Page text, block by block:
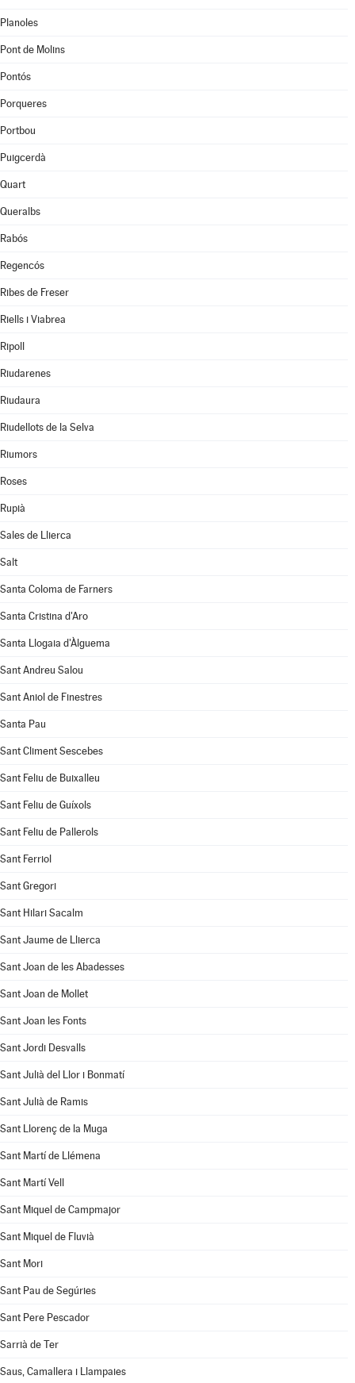
Planoles
Pont de Molins
Pontós
Porqueres
Portbou
Puigcerdà
Quart
Queralbs
Rabós
Regencós
Ribes de Freser
Riells i Viabrea
Ripoll
Riudarenes
Riudaura
Riudellots de la Selva
Riumors
Roses
Rupià
Sales de Llierca
Salt
Santa Coloma de Farners
Santa Cristina d'Aro
Santa Llogaia d'Àlguema
Sant Andreu Salou
Sant Aniol de Finestres
Santa Pau
Sant Climent Sescebes
Sant Feliu de Buixalleu
Sant Feliu de Guíxols
Sant Feliu de Pallerols
Sant Ferriol
Sant Gregori
Sant Hilari Sacalm
Sant Jaume de Llierca
Sant Joan de les Abadesses
Sant Joan de Mollet
Sant Joan les Fonts
Sant Jordi Desvalls
Sant Julià del Llor i Bonmatí
Sant Julià de Ramis
Sant Llorenç de la Muga
Sant Martí de Llémena
Sant Martí Vell
Sant Miquel de Campmajor
Sant Miquel de Fluvià
Sant Mori
Sant Pau de Segúries
Sant Pere Pescador
Sarrià de Ter
Saus, Camallera i Llampaies